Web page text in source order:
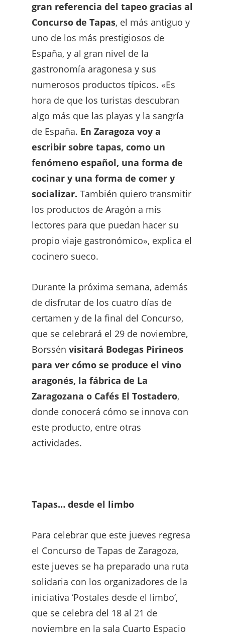
gran referencia del tapeo gracias al
Concurso de Tapas, el más antiguo y
uno de los más prestigiosos de
España, y al gran nivel de la
gastronomía aragonesa y sus
numerosos productos típicos. «Es
hora de que los turistas descubran
algo más que las playas y la sangría
de España. En Zaragoza voy a
escribir sobre tapas, como un
fenómeno español, una forma de
cocinar y una forma de comer y
socializar. También quiero transmitir
los productos de Aragón a mis
lectores para que puedan hacer su
propio viaje gastronómico», explica el
cocinero sueco.
Durante la próxima semana, además
de disfrutar de los cuatro días de
certamen y de la final del Concurso,
que se celebrará el 29 de noviembre,
Borssén visitará Bodegas Pirineos
para ver cómo se produce el vino
aragonés, la fábrica de La
Zaragozana o Cafés El Tostadero,
donde conocerá cómo se innova con
este producto, entre otras
actividades.
Tapas… desde el limbo
Para celebrar que este jueves regresa
el Concurso de Tapas de Zaragoza,
este jueves se ha preparado una ruta
solidaria con los organizadores de la
iniciativa ‘Postales desde el limbo’,
que se celebra del 18 al 21 de
noviembre en la sala Cuarto Espacio